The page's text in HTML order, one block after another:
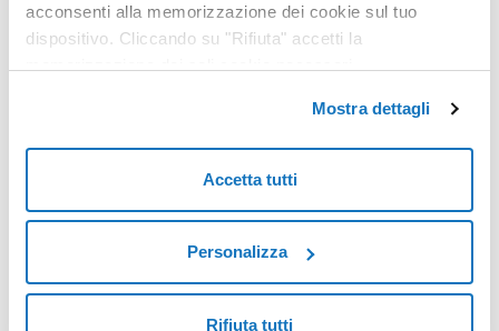
acconsenti alla memorizzazione dei cookie sul tuo
dispositivo. Cliccando su "Rifiuta" accetti la
Mostra dettagli
Accetta tutti
Personalizza
Rifiuta tutti
Da attivare
Stato previsto per la Firma Remota. Attiva il certificato
Attesa validazioneoSpedito al Collegio.
caso di Attesa validazione, l’emissione della firma
dipende dalla validazione del Collegio o dell'Ordine